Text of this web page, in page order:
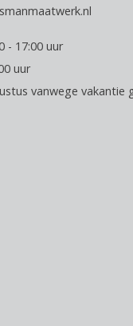
- 17:00 uur
uur
vanwege vakantie